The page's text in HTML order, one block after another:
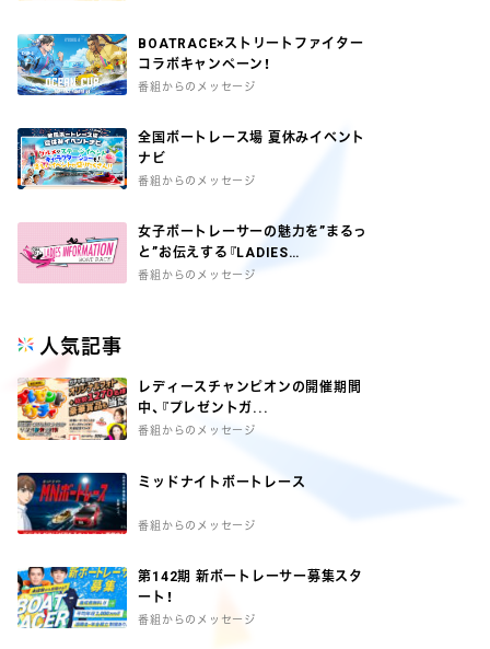
BOATRACE×ストリートファイター
コラボキャンペーン！
番組からのメッセージ
全国ボートレース場 夏休みイベント
ナビ
番組からのメッセージ
女子ボートレーサーの魅力を”まるっ
と”お伝えする『LADIES
INFORMATION』
番組からのメッセージ
人気記事
レディースチャンピオンの開催期間
中、『プレゼントガ...
番組からのメッセージ
ミッドナイトボートレース
番組からのメッセージ
第142期 新ボートレーサー募集スタ
ート！
番組からのメッセージ